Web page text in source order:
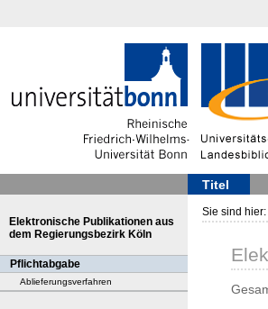
Titel
Elektronische Publikationen aus
dem Regierungsbezirk Köln
Pflichtabgabe
Ablieferungsverfahren
Sie sind hier: